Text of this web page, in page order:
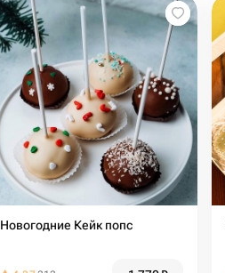
Новогодние Кейк попс